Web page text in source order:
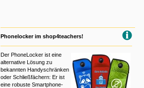
Phonelocker im shop4teachers!
Der PhoneLocker ist eine
alternative Lösung zu
bekannten Handyschränken
oder Schließfächern: Er ist
eine robuste Smartphone-